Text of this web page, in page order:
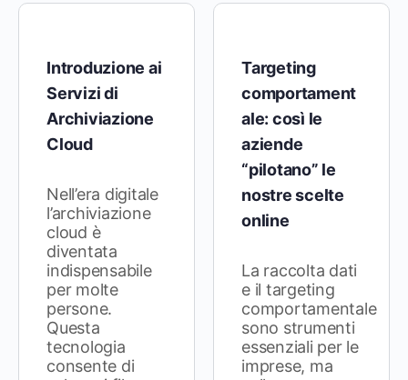
Introduzione ai
Servizi di
Archiviazione
Cloud
Nell’era digitale
l’archiviazione
cloud è
diventata
indispensabile
per molte
persone.
Questa
tecnologia
consente di
Targeting
comportament
ale: così le
aziende
“pilotano” le
nostre scelte
online
La raccolta dati
e il targeting
comportamentale
sono strumenti
essenziali per le
imprese, ma